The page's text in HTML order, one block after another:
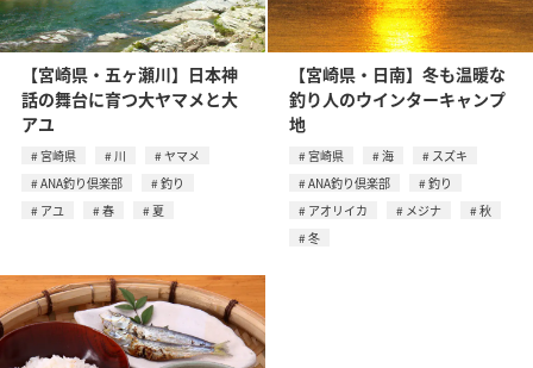
【宮崎県・五ヶ瀬川】日本神
話の舞台に育つ大ヤマメと大
アユ
宮崎県 川
ヤマメ
ANA釣り倶楽部
釣り
アユ
春 夏
【宮崎県・日南】冬も温暖な
釣り人のウインターキャンプ
地
宮崎県 海
スズキ
ANA釣り倶楽部
釣り
アオリイカ
メジナ
秋
冬